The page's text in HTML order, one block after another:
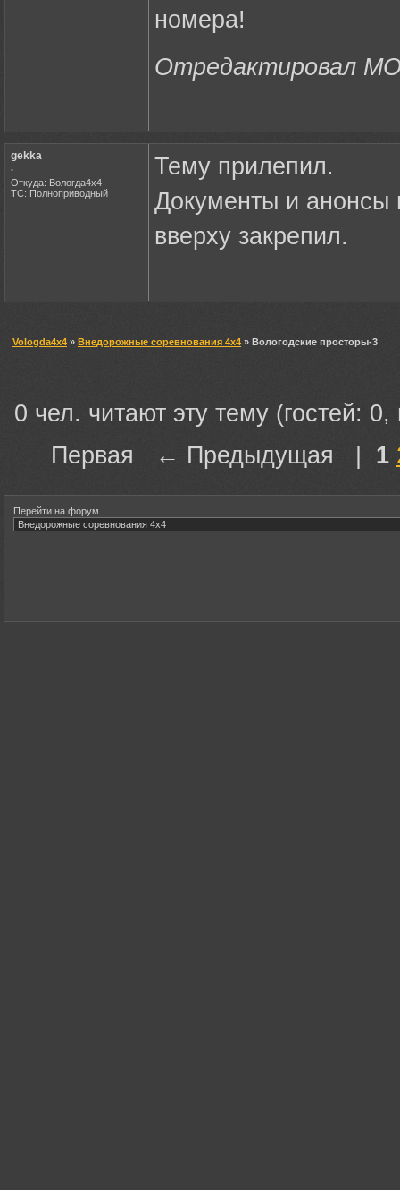
номера!
Отредактировал
gekka
.
Откуда: Вологда4х4
ТС: Полноприводный
Тему прилепил.
Документы и анонсы
вверху закрепил.
Vologda4x4 » Внедорожные соревнования 4х4 » Вологодские просторы-3
0 чел. читают эту тему (гостей:
Первая ← Предыдущая | 1
Перейти на форум